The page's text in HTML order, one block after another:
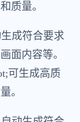
质量。
成符合要求
面内容等。
可生成高质
。